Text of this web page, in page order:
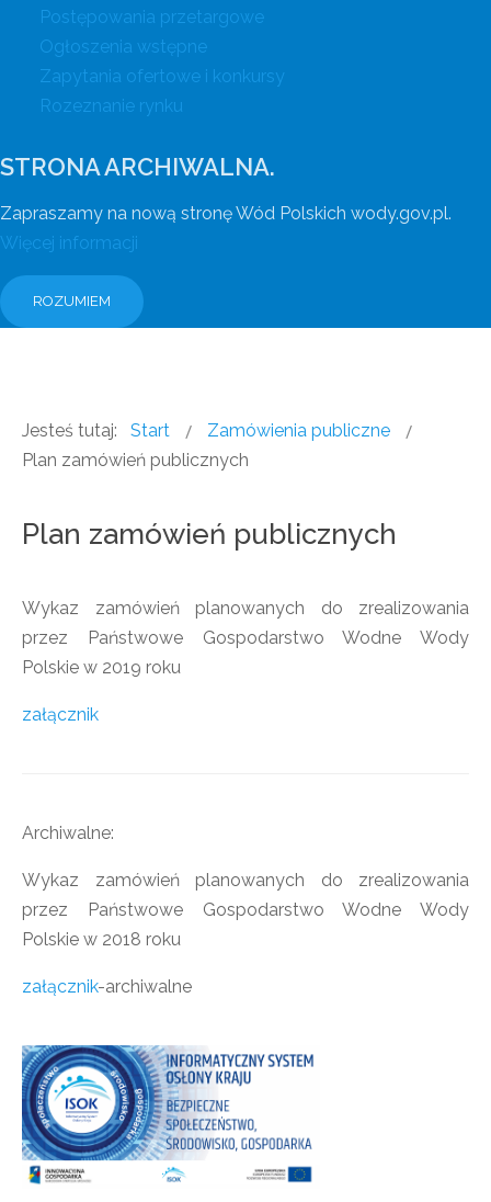
Postępowania przetargowe
Ogłoszenia wstępne
Zapytania ofertowe i konkursy
Rozeznanie rynku
STRONA ARCHIWALNA.
Zapraszamy na nową stronę Wód Polskich wody.gov.pl.
Więcej informacji
ROZUMIEM
Jesteś tutaj: Start
Zamówienia publiczne
Plan zamówień publicznych
Plan zamówień publicznych
Wykaz zamówień planowanych do zrealizowania
przez Państwowe Gospodarstwo Wodne Wody
Polskie w 2019 roku
załącznik
Archiwalne:
Wykaz zamówień planowanych do zrealizowania
przez Państwowe Gospodarstwo Wodne Wody
Polskie w 2018 roku
załącznik-archiwalne